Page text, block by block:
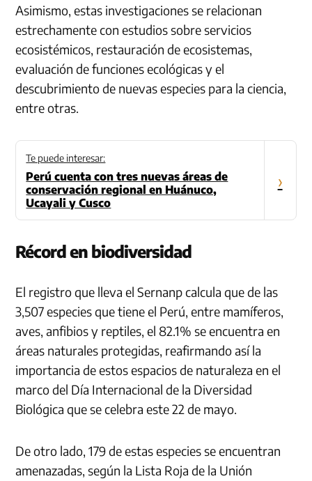
Asimismo, estas investigaciones se relacionan
estrechamente con estudios sobre servicios
ecosistémicos, restauración de ecosistemas,
evaluación de funciones ecológicas y el
descubrimiento de nuevas especies para la ciencia,
entre otras.
Te puede interesar:
Perú cuenta con tres nuevas áreas de
conservación regional en Huánuco,
Ucayali y Cusco
›
Récord en biodiversidad
El registro que lleva el Sernanp calcula que de las
3,507 especies que tiene el Perú, entre mamíferos,
aves, anfibios y reptiles, el 82.1% se encuentra en
áreas naturales protegidas, reafirmando así la
importancia de estos espacios de naturaleza en el
marco del Día Internacional de la Diversidad
Biológica que se celebra este 22 de mayo.
De otro lado, 179 de estas especies se encuentran
amenazadas, según la Lista Roja de la Unión